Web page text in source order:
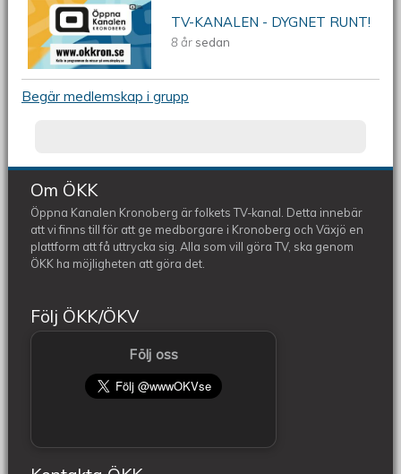
Öppna Kanalen Kronoberg - TV-kanal
TV-KANALEN - DYGNET RUNT!
8 år sedan
Begär medlemskap i grupp
Om ÖKK
Öppna Kanalen Kronoberg är folkets TV-kanal. Detta innebär
att vi finns till för att ge medborgare i Kronoberg och Växjö en
plattform att få uttrycka sig. Alla som vill göra TV, ska genom
ÖKK ha möjligheten att göra det.
Följ ÖKK/ÖKV
Följ oss